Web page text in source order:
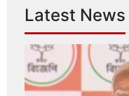
Latest News